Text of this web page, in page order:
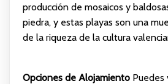
producción de mosaicos y
piedra, y estas playas son una
de la riqueza de la cultura
Opciones de AlojamientoPuedes